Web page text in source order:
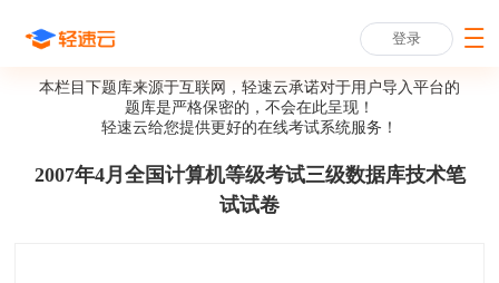
登录
本栏目下题库来源于互联网，轻速云承诺对于用户导入平台的
题库是严格保密的，不会在此呈现！
轻速云给您提供更好的在线考试系统服务！
2007年4月全国计算机等级考试三级数据库技术笔
试试卷